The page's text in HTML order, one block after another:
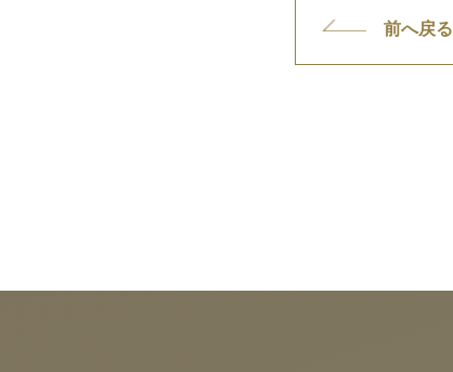
前へ戻る